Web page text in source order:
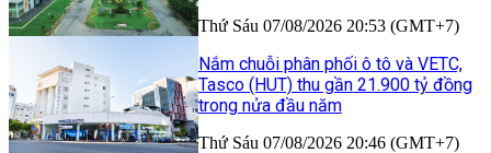
Thứ Sáu 07/08/2026 20:53 (GMT+7)
Nắm chuỗi phân phối ô tô và VETC,
Tasco (HUT) thu gần 21.900 tỷ đồng
trong nửa đầu năm
Thứ Sáu 07/08/2026 20:46 (GMT+7)